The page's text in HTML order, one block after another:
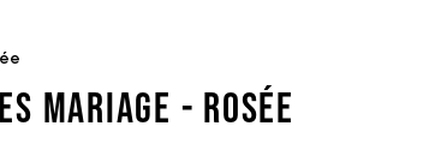
MARIAGE - ROSÉE